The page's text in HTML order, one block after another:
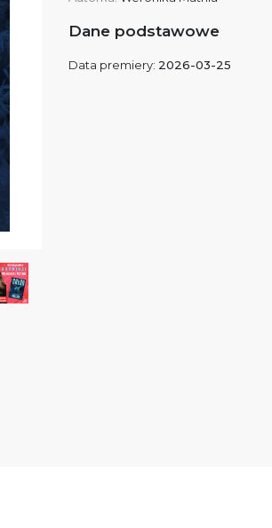
Dane podstawowe
Data premiery: 2026-03-25